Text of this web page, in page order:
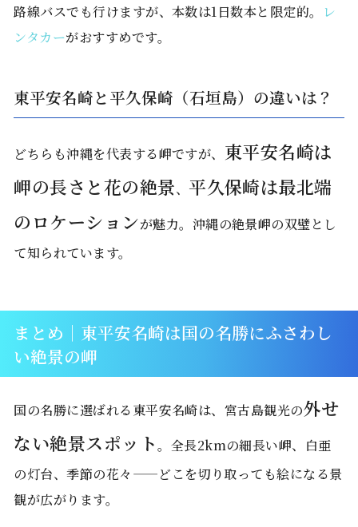
路線バスでも行けますが、本数は1日数本と限定的。
レ
ンタカーがおすすめです。
東平安名崎と平久保崎（石垣島）の違いは？
どちらも沖縄を代表する岬ですが、 東平安名崎は
岬の長さと花の絶景、 平久保崎は最北端
のロケーションが魅力。沖縄の絶景岬の双璧とし
て知られています。
まとめ｜東平安名崎は国の名勝にふさわし
い絶景の岬
国の名勝に選ばれる東平安名崎は、宮古島観光の外せ
ない絶景スポット。全長2kmの細長い岬、白亜
の灯台、季節の花々——どこを切り取っても絵になる景
観が広がります。